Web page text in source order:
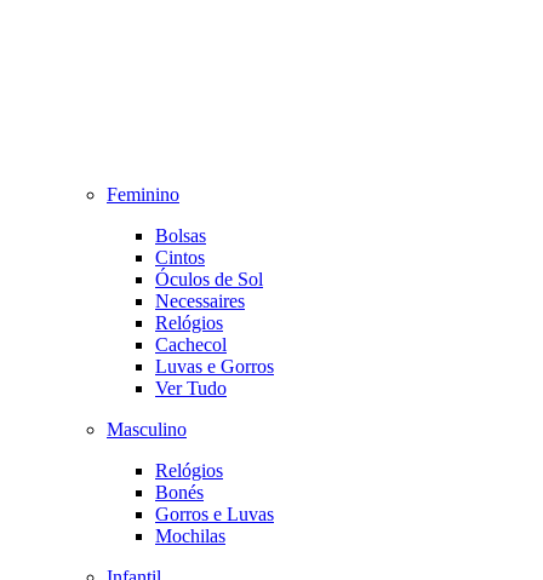
Feminino
Bolsas
Cintos
Óculos de Sol
Necessaires
Relógios
Cachecol
Luvas e Gorros
Ver Tudo
Masculino
Relógios
Bonés
Gorros e Luvas
Mochilas